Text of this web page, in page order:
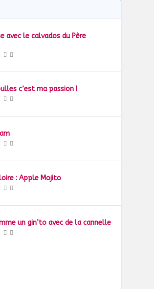
avec le calvados du Père
c’est ma passion !
: Apple Mojito
un gin’to avec de la cannelle